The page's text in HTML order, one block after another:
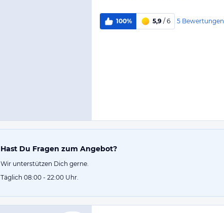
100% 5,9 / 6 5 Bewertungen
Hast Du Fragen zum Angebot?
Wir unterstützen Dich gerne.
Täglich 08:00 - 22:00 Uhr.